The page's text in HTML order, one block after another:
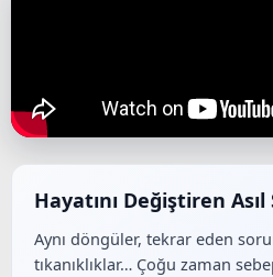
Hayatını Değiştiren Asıl
Aynı döngüler, tekrar eden
tıkanıklıklar… Çoğu zaman